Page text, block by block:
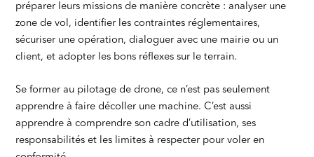
préparer leurs missions de manière concrète : analyser une
zone de vol, identifier les contraintes réglementaires,
sécuriser une opération, dialoguer avec une mairie ou un
client, et adopter les bons réflexes sur le terrain.
Se former au pilotage de drone, ce n’est pas seulement
apprendre à faire décoller une machine. C’est aussi
apprendre à comprendre son cadre d’utilisation, ses
responsabilités et les limites à respecter pour voler en